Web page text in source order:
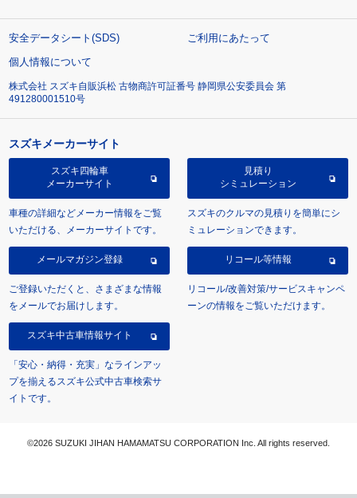
安全データシート(SDS)
ご利用にあたって
個人情報について
株式会社 スズキ自販浜松 古物商許可証番号 静岡県公安委員会 第
491280001510号
スズキメーカーサイト
スズキ四輪車
メーカーサイト
車種の詳細などメーカー情報をご覧
いただける、メーカーサイトです。
見積り
シミュレーション
スズキのクルマの見積りを簡単にシ
ミュレーションできます。
メールマガジン登録
ご登録いただくと、さまざまな情報
をメールでお届けします。
リコール等情報
リコール/改善対策/サービスキャンペ
ーンの情報をご覧いただけます。
スズキ中古車情報サイト
「安心・納得・充実」なラインアッ
プを揃えるスズキ公式中古車検索サ
イトです。
©2026 SUZUKI JIHAN HAMAMATSU CORPORATION Inc. All rights reserved.